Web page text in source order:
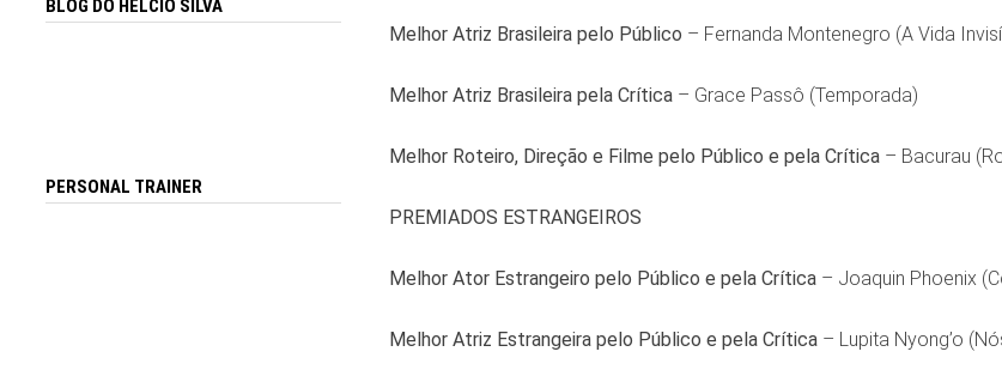
Melhor Atriz Brasileira pelo Público – Fernanda Montenegro (A Vida
Melhor Atriz Brasileira pela Crítica– Grace Passô (Temporada)
Melhor Roteiro, Direção e Filme pelo Público e pela Crítica– Bacurau
PREMIADOS ESTRANGEIROS
Melhor Ator Estrangeiro pelo Público e pela Crítica– Joaquin Phoenix
Melhor Atriz Estrangeira pelo Público e pela Crítica– Lupita Nyong’o
BLOG DO HÉLCIO SILVA
PERSONAL TRAINER